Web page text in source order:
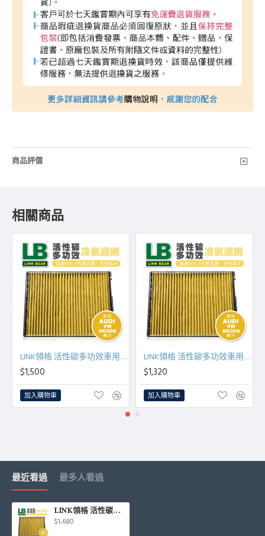
商品評價
相關商品
LINK領格 活性碳多功效車用冷氣濾網(黃) (適用AUDI A3+、VW Golf VII、SKODA-Octavia等車系)
$1,500
加入購物車
LINK領格 活性碳多功效車用冷氣濾網(黃) (適用AUDI A3+、VW Beetle、SKODA-Octavia等車系)
$1,320
加入購物車
最近看過 最多人看過
LINK領格 活性碳多功效車用冷氣濾網(黃) (適用AUDI A4、PORSCHE Macan等車系)
$1,680